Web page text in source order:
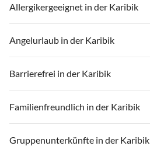
Allergikergeeignet in der Karibik
Angelurlaub in der Karibik
Barrierefrei in der Karibik
Familienfreundlich in der Karibik
Gruppenunterkünfte in der Karibik